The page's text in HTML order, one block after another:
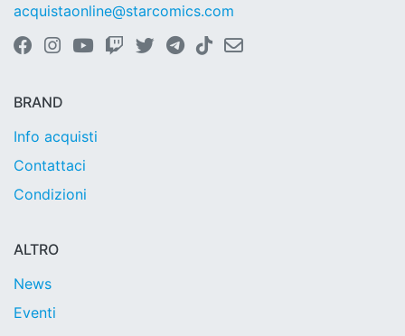
acquistaonline@starcomics.com
BRAND
Info acquisti
Contattaci
Condizioni
ALTRO
News
Eventi